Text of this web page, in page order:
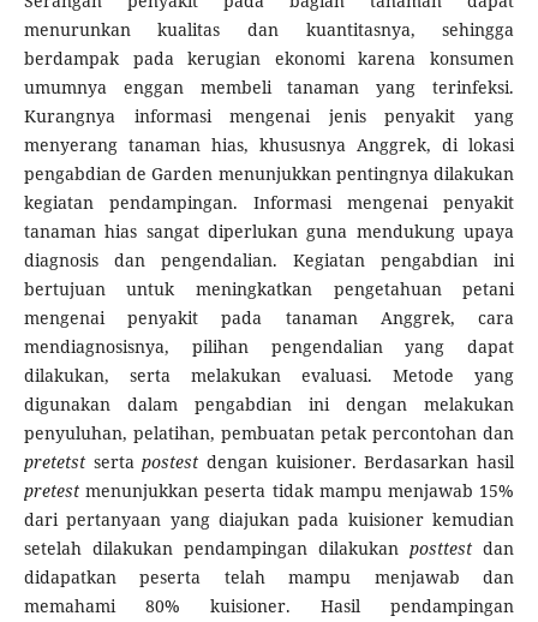
menurunkan kualitas dan kuantitasnya, sehingga
berdampak pada kerugian ekonomi karena konsumen
umumnya enggan membeli tanaman yang terinfeksi.
Kurangnya informasi mengenai jenis penyakit yang
menyerang tanaman hias, khususnya Anggrek, di lokasi
pengabdian de Garden menunjukkan pentingnya dilakukan
kegiatan pendampingan. Informasi mengenai penyakit
tanaman hias sangat diperlukan guna mendukung upaya
diagnosis dan pengendalian. Kegiatan pengabdian ini
bertujuan untuk meningkatkan pengetahuan petani
mengenai penyakit pada tanaman Anggrek, cara
mendiagnosisnya, pilihan pengendalian yang dapat
dilakukan, serta melakukan evaluasi. Metode yang
digunakan dalam pengabdian ini dengan melakukan
penyuluhan, pelatihan, pembuatan petak percontohan dan
pretetst sertapostest dengan kuisioner. Berdasarkan hasil
pretestmenunjukkan peserta tidak mampu menjawab 15%
dari pertanyaan yang diajukan pada kuisioner kemudian
setelah dilakukan pendampingan dilakukanposttestdan
didapatkan peserta telah mampu menjawab dan
memahami 80% kuisioner. Hasil pendampingan